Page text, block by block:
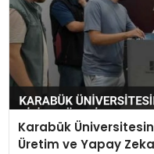
Karabük
Üretim ve Yapay